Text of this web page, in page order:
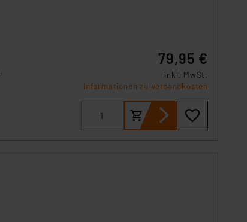
79,95 €
inkl. MwSt.
Informationen zu Versandkosten